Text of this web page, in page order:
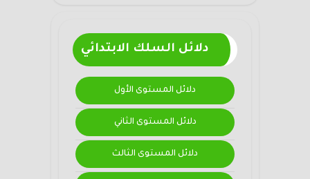
دلائل السلك الابتدائي
دلائل المستوى الأول
دلائل المستوى الثاني
دلائل المستوى الثالث